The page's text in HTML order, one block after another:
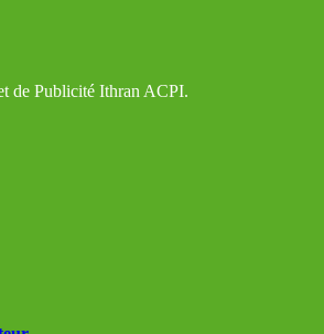
de Publicité Ithran ACPI.